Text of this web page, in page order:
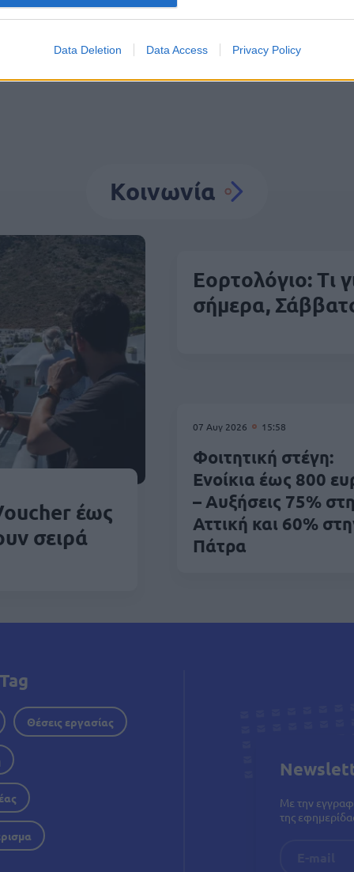
Data Deletion Data Access Privacy Policy
Κοινωνία
έως
σειρά
Εορτολόγιο: Τι
σήμερα,
07 Αυγ 2026 15:58
Φοιτητική στέγη:
Ενοίκια έως 800
– Αυξήσεις 75%
Αττική και 60%
Πάτρα
Θέσεις εργασίας
Με την
της